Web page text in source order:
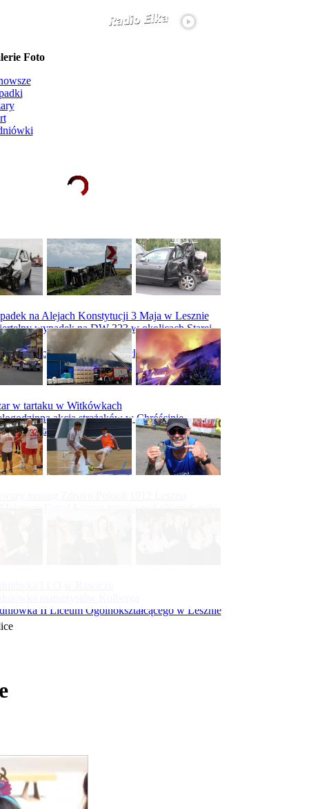
Foto
na Alejach Konstytucji 3 Maja w Lesznie
wypadek na DW 323 w okolicach Starej
na obwodnicy Święciechowy
w tartaku w Witkówkach
akcja strażaków w Chróścinie
hali tartaku w Racocie
II Liceum Ogólnokształcącego w Lesznie
więcej...